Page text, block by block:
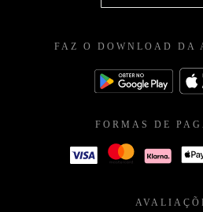
FAZ O DOWNLOAD DA
FORMAS DE